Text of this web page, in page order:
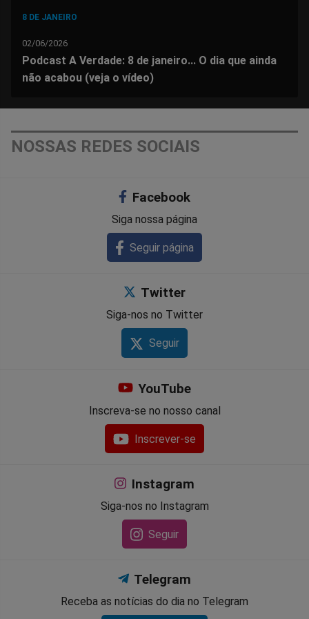
8 DE JANEIRO
02/06/2026
Podcast A Verdade: 8 de janeiro... O dia que ainda
não acabou (veja o vídeo)
NOSSAS REDES SOCIAIS
Facebook
Siga nossa página
Seguir página
Twitter
Siga-nos no Twitter
Seguir
YouTube
Inscreva-se no nosso canal
Inscrever-se
Instagram
Siga-nos no Instagram
Seguir
Telegram
Receba as notícias do dia no Telegram